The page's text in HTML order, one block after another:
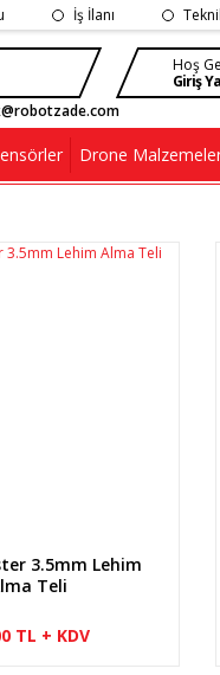
İş İlanı
Hoş
Giriş
Drone
3.5mm Lehim
Teli
TL + KDV